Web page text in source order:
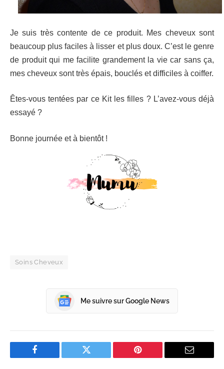
Je suis très contente de ce produit. Mes cheveux sont
beaucoup plus faciles à lisser et plus doux. C’est le genre
de produit qui me facilite grandement la vie car sans ça,
mes cheveux sont très épais, bouclés et difficiles à coiffer.
Êtes-vous tentées par ce Kit les filles ? L’avez-vous déjà
essayé ?
Bonne journée et à bientôt !
Soins Cheveux
Me suivre sur Google News
Facebook Twitter Pinterest Email